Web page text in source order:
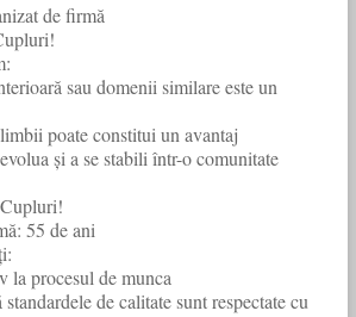
de firmă
sau domenii similare este un
poate constitui un avantaj
și a se stabili într-o comunitate
55 de ani
la procesul de munca
de calitate sunt respectate cu